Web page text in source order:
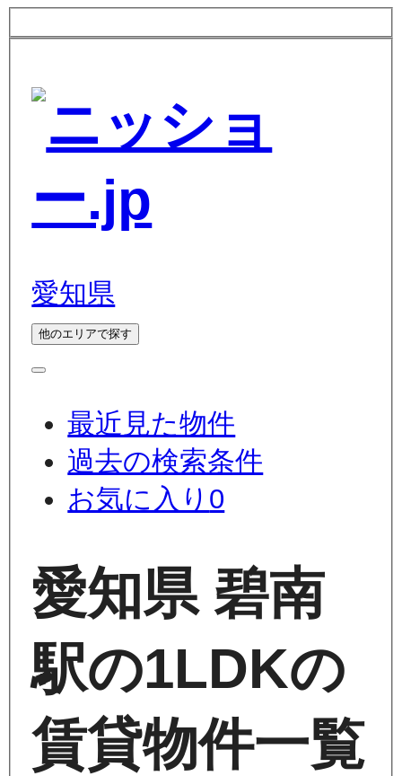
愛知県
他のエリアで探す
最近見た物件
過去の検索条件
お気に入り 0
愛知県 碧南
駅の1LDKの
賃貸物件一覧